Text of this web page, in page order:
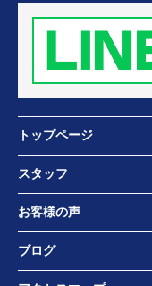
トップページ
スタッフ
お客様の声
ブログ